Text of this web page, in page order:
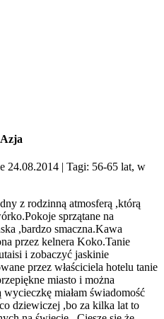
24.08.2014 | Tagi: 56-65 lat, w
z rodzinną atmosferą ,którą
sprzątane na
,bardzo smaczna.Kawa
przez kelnera Koko.Tanie
i zobaczyć jaskinie
przez właściciela hotelu tanie
miasto i można
miałam świadomość
dziewiczej ,bo za kilka lat to